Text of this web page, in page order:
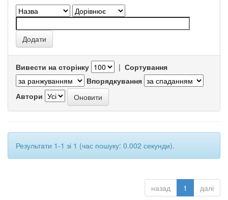
Вивести на сторінку | Сортування
Впорядкування
Автори
Результати 1-1 зі 1 (час пошуку: 0.002 секунди).
назад 1 далі